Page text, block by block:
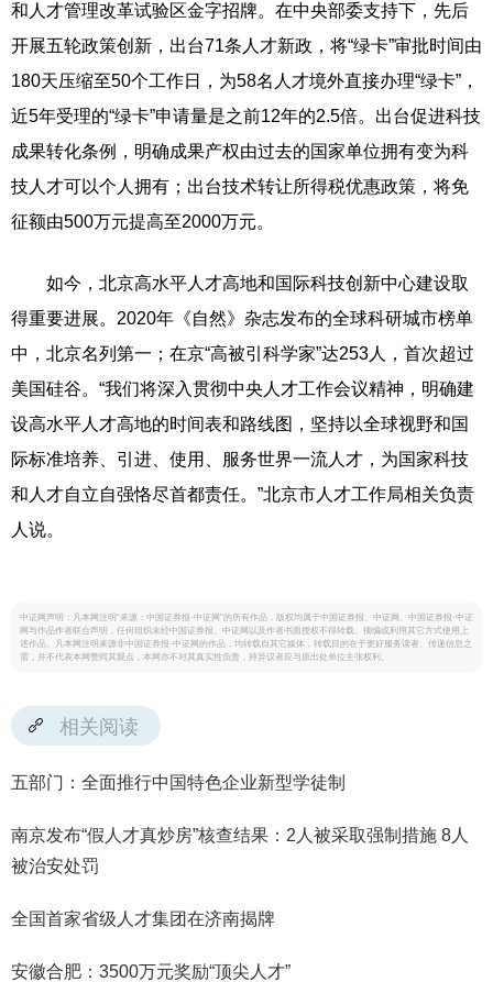
和人才管理改革试验区金字招牌。在中央部委支持下，先后
开展五轮政策创新，出台71条人才新政，将“绿卡”审批时间由
180天压缩至50个工作日，为58名人才境外直接办理“绿卡”，
近5年受理的“绿卡”申请量是之前12年的2.5倍。出台促进科技
成果转化条例，明确成果产权由过去的国家单位拥有变为科
技人才可以个人拥有；出台技术转让所得税优惠政策，将免
征额由500万元提高至2000万元。
如今，北京高水平人才高地和国际科技创新中心建设取
得重要进展。2020年《自然》杂志发布的全球科研城市榜单
中，北京名列第一；在京“高被引科学家”达253人，首次超过
美国硅谷。“我们将深入贯彻中央人才工作会议精神，明确建
设高水平人才高地的时间表和路线图，坚持以全球视野和国
际标准培养、引进、使用、服务世界一流人才，为国家科技
和人才自立自强恪尽首都责任。”北京市人才工作局相关负责
人说。
中证网声明：凡本网注明“来源：中国证券报·中证网”的所有作品，版权均属于中国证券报、中证网。中国证券报·中证
网与作品作者联合声明，任何组织未经中国证券报、中证网以及作者书面授权不得转载、摘编或利用其它方式使用上
述作品。凡本网注明来源非中国证券报·中证网的作品，均转载自其它媒体，转载目的在于更好服务读者、传递信息之
需，并不代表本网赞同其观点，本网亦不对其真实性负责，持异议者应与原出处单位主张权利。
相关阅读
五部门：全面推行中国特色企业新型学徒制
南京发布“假人才真炒房”核查结果：2人被采取强制措施 8人
被治安处罚
全国首家省级人才集团在济南揭牌
安徽合肥：3500万元奖励“顶尖人才”